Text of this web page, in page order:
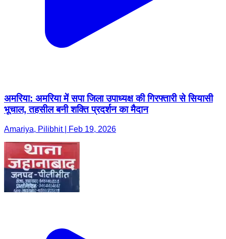
अमरिया: अमरिया में सपा जिला उपाध्यक्ष की गिरफ्तारी से सियासी
भूचाल, तहसील बनी शक्ति प्रदर्शन का मैदान
Amariya, Pilibhit | Feb 19, 2026